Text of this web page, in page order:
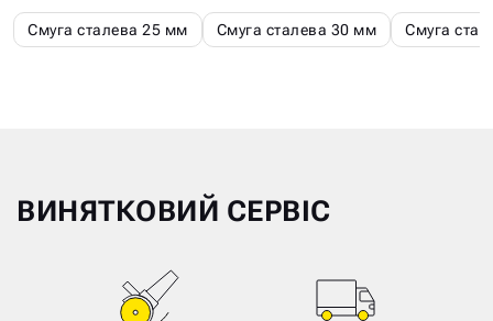
Смуга сталева 25 мм Смуга сталева 30 мм Смуга
ВИНЯТКОВИЙ СЕРВІС